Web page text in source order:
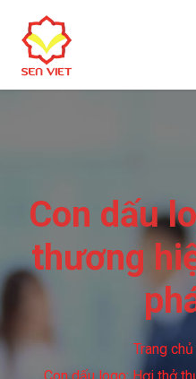
Con dấu
thương
Trang chủ